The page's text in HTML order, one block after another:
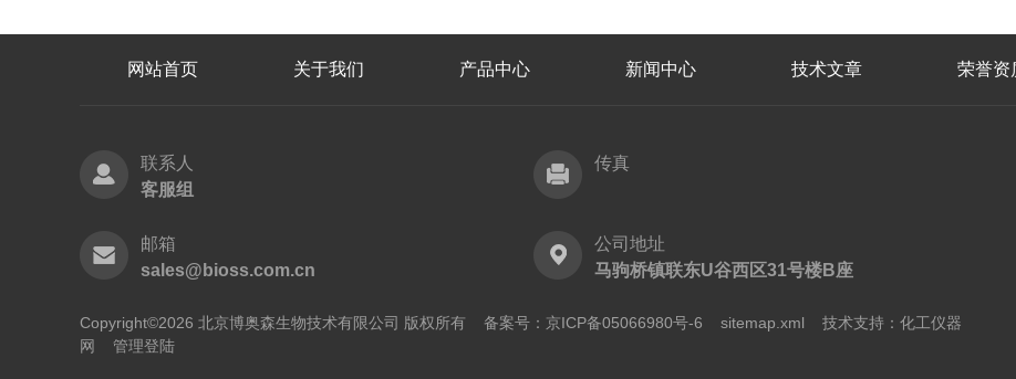
网站首页 关于我们 产品中心 新闻中心 技术文章 荣誉资
联系人
客服组
传真
邮箱
sales@bioss.com.cn
公司地址
马驹桥镇联东U谷西区31号楼B座
Copyright©2026 北京博奥森生物技术有限公司 版权所有 备案号：京ICP备05066980号-6 sitemap.xml 技术支持： 化工仪器
网
管理登陆